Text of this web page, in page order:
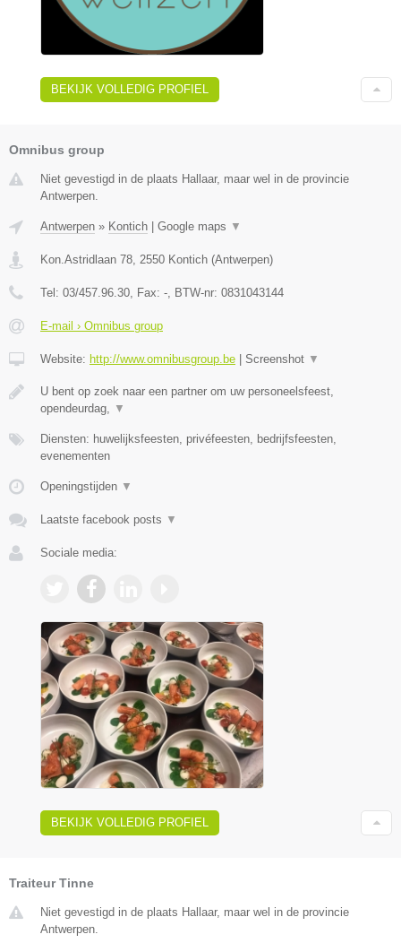
BEKIJK VOLLEDIG PROFIEL
Omnibus group
Niet gevestigd in de plaats Hallaar, maar wel in de provincie
Antwerpen.
Antwerpen » Kontich | Google maps ▼
Kon.Astridlaan 78 2550 Kontich (Antwerpen)
Tel: 03/457.96.30 , Fax: - , BTW-nr: 0831043144
E-mail › Omnibus group
Website: http://www.omnibusgroup.be | Screenshot ▼
U bent op zoek naar een partner om uw personeelsfeest,
opendeurdag,
▼
Diensten: huwelijksfeesten, privéfeesten, bedrijfsfeesten,
evenementen
Openingstijden ▼
Laatste facebook posts ▼
Sociale media:
BEKIJK VOLLEDIG PROFIEL
Traiteur Tinne
Niet gevestigd in de plaats Hallaar, maar wel in de provincie
Antwerpen.